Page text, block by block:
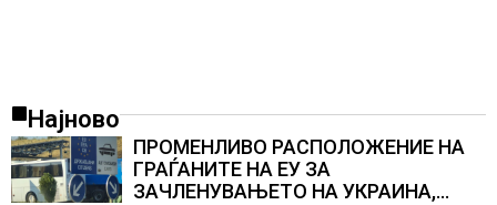
Најново
ПРОМЕНЛИВО РАСПОЛОЖЕНИЕ НА
ГРАЃАНИТЕ НА ЕУ ЗА
ЗАЧЛЕНУВАЊЕТО НА УКРАИНА,